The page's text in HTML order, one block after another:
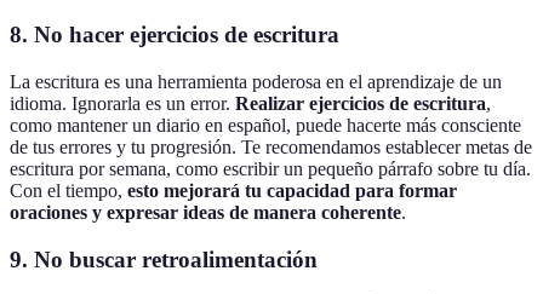
8. No hacer ejercicios de escritura
La escritura es una herramienta poderosa en el aprendizaje de un
idioma. Ignorarla es un error. Realizar ejercicios de escritura,
como mantener un diario en español, puede hacerte más consciente
de tus errores y tu progresión. Te recomendamos establecer metas de
escritura por semana, como escribir un pequeño párrafo sobre tu día.
Con el tiempo, esto mejorará tu capacidad para formar
oraciones y expresar ideas de manera coherente.
9. No buscar retroalimentación